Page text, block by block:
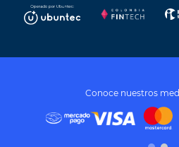
Mis
Términos y
Tratamiento de
Conoce nuestros